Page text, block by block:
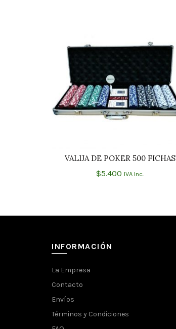
AÑADIR AL CARRITO
VALIJA DE POKER 500 FICHAS
$5.400 IVA Inc.
INFORMACIÓN
La Empresa
Contacto
Envíos
Términos y Condiciones